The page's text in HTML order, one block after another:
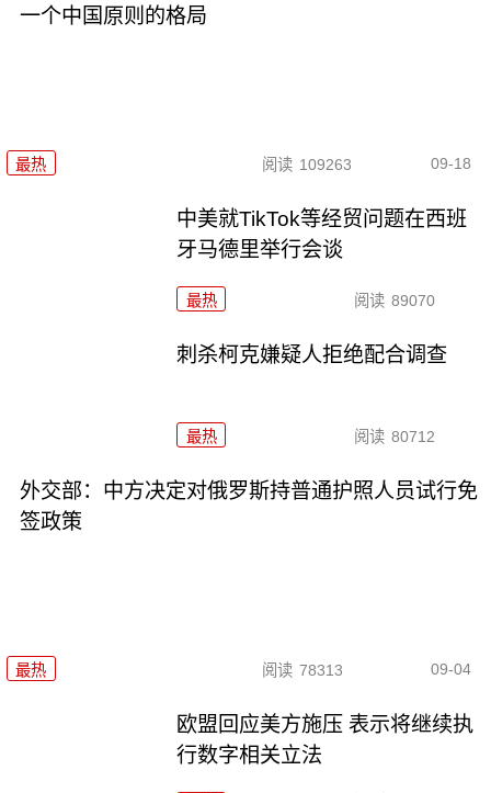
一个中国原则的格局
最热 阅读 109263 09-18
中美就TikTok等经贸问题在西班
牙马德里举行会谈
最热 阅读 89070
刺杀柯克嫌疑人拒绝配合调查
最热 阅读 80712
外交部：中方决定对俄罗斯持普通护照人员试行免
签政策
最热 阅读 78313 09-04
欧盟回应美方施压 表示将继续执
行数字相关立法